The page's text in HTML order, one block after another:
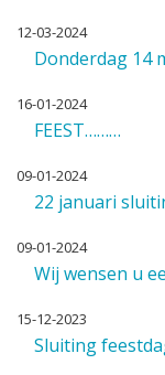
12-03-2024
Donderdag 14
16-01-2024
FEEST………
09-01-2024
22 januari
09-01-2024
Wij wensen u
15-12-2023
Sluiting